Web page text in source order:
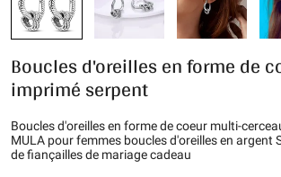
Boucles d'oreilles en forme de
imprimé serpent
Boucles d'oreilles en forme de coeur multi-
MULA pour femmes boucles d'oreilles en argent
de fiançailles de mariage cadeau